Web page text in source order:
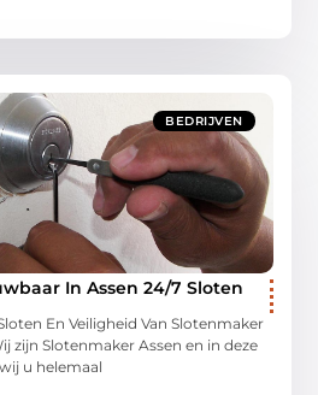
BEDRIJVEN
In Assen 24/7 Sloten
En Veiligheid Van Slotenmaker
zijn Slotenmaker Assen en in deze
u helemaal